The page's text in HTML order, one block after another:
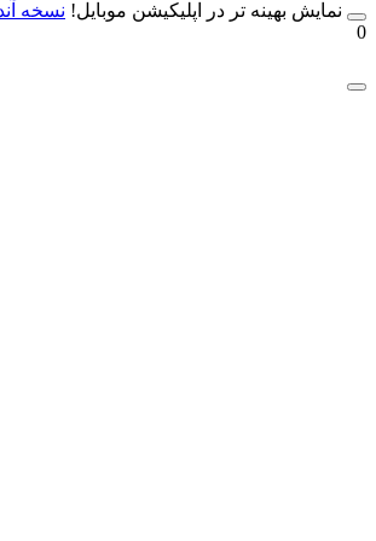
بهینه تر در اپلیکیشن موبایل!نسخه آندروید